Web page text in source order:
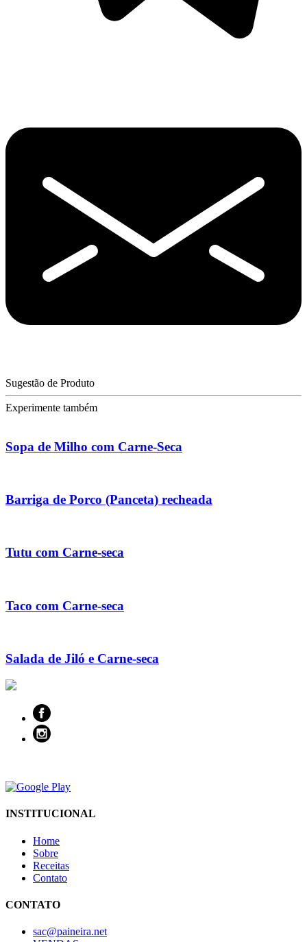
Sugestão de Produto
Experimente também
Sopa de Milho com Carne-Seca
Barriga de Porco (Panceta) recheada
Tutu com Carne-seca
Taco com Carne-seca
Salada de Jiló e Carne-seca
INSTITUCIONAL
Home
Sobre
Receitas
Contato
CONTATO
sac@paineira.net